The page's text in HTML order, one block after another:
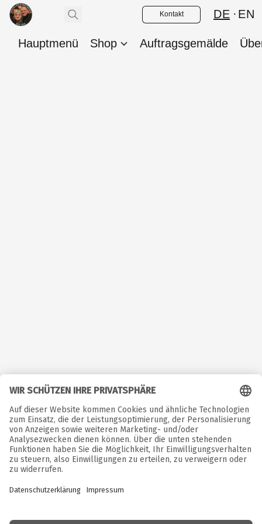
Kontakt DE EN
Hauptmenü Shop Auftragsgemälde